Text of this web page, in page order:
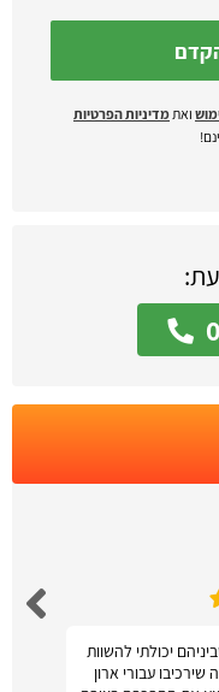
ואתמדיניות הפרטיות
יכולתי להשוות
עבורי ארון